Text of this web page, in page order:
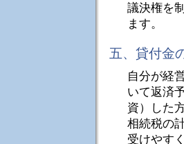
議決権を
ます。
五、貸付
自分が経
いて返済
資）した
相続税の
受けやす